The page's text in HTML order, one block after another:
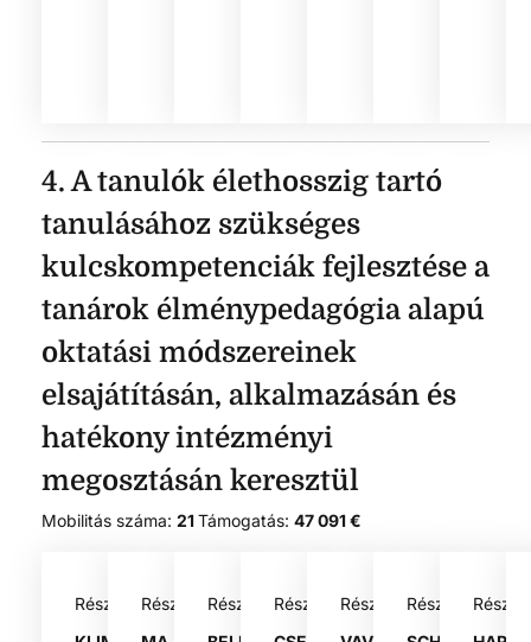
4. A tanulók élethosszig tartó
tanulásához szükséges
kulcskompetenciák fejlesztése a
tanárok élménypedagógia alapú
oktatási módszereinek
elsajátításán, alkalmazásán és
hatékony intézményi
megosztásán keresztül
Mobilitás száma: 21Támogatás: 47 091 €
Résztvevő:Résztvevő:Résztvevő:Résztvevő:Résztvevő:Résztvevő: